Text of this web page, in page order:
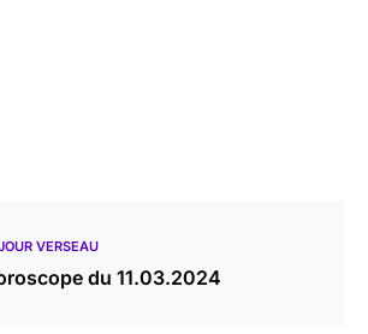
VERSEAU
du 11.03.2024